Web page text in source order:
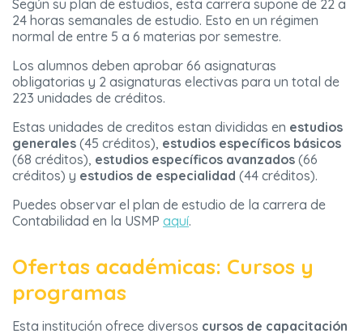
Según su plan de estudios, esta carrera supone de 22 a
24 horas semanales de estudio. Esto en un régimen
normal de entre 5 a 6 materias por semestre.
Los alumnos deben aprobar 66 asignaturas
obligatorias y 2 asignaturas electivas para un total de
223 unidades de créditos.
Estas unidades de creditos estan divididas en estudios
generales (45 créditos), estudios específicos básicos
(68 créditos), estudios específicos avanzados (66
créditos) y estudios de especialidad (44 créditos).
Puedes observar el plan de estudio de la carrera de
Contabilidad en la USMP aquí.
Ofertas académicas: Cursos y
programas
Esta institución ofrece diversos cursos de capacitación